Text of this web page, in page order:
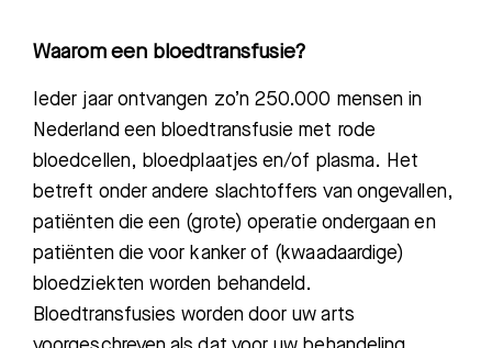
Waarom een bloedtransfusie?
Ieder jaar ontvangen zo’n 250.000 mensen in
Nederland een bloedtransfusie met rode
bloedcellen, bloedplaatjes en/of plasma. Het
betreft onder andere slachtoffers vanongevallen,
patiënten die een (grote) operatie ondergaan en
patiënten die voor kanker of (kwaadaardige)
bloedziekten worden behandeld.
Bloedtransfusies worden door uw arts